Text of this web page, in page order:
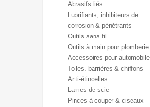
Abrasifs liés
Lubrifiants, inhibiteurs de
corrosion & pénétrants
Outils sans fil
Outils à main pour plomberie
Accessoires pour automobile
Toiles, barrières & chiffons
Anti-étincelles
Lames de scie
Pinces à couper & ciseaux